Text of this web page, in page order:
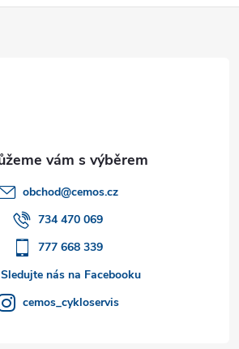
obchod@cemos.cz
734 470 069
777 668 339
Sledujte nás na Facebooku
cemos_cykloservis